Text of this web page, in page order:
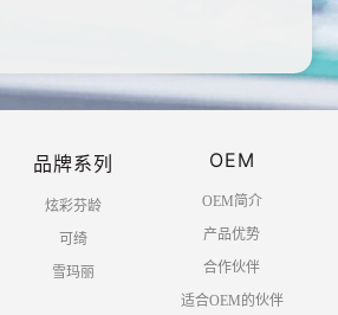
品牌系列
炫彩芬龄
可绮
雪玛丽
OEM
OEM简介
产品优势
合作伙伴
适合OEM的伙伴